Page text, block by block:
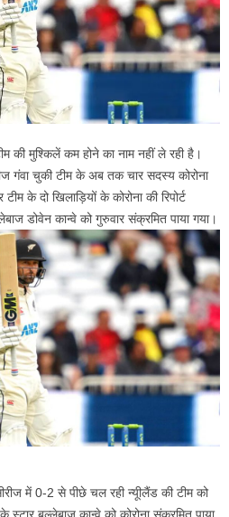
की मुश्किलें कम होने का नाम नहीं ले रही है।
गंवा चुकी टीम के अब तक चार सदस्य कोरोना
के दो खिलाड़ियों के कोरोना की रिपोर्ट
डोवेन कान्वे को गुरुवार संक्रमित पाया गया।
में 0-2 से पीछे चल रही न्यूीलैंड की टीम को